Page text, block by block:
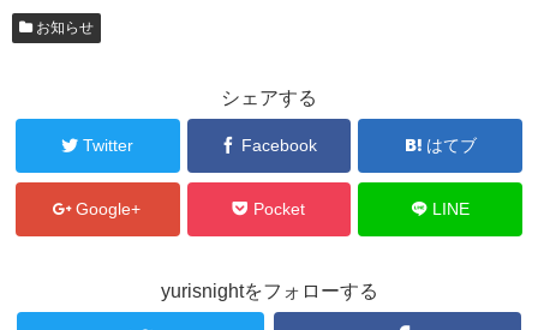
お知らせ
シェアする
Twitter Facebook はてブ
Google+ Pocket LINE
yurisnightをフォローする